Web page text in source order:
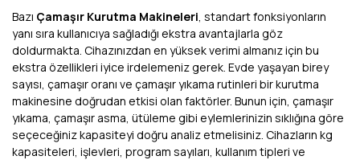
Bazı Çamaşır Kurutma Makineleri, standart fonksiyonların
yanı sıra kullanıcıya sağladığı ekstra avantajlarla göz
doldurmakta. Cihazınızdan en yüksek verimi almanız için bu
ekstra özellikleri iyice irdelemeniz gerek. Evde yaşayan birey
sayısı, çamaşır oranı ve çamaşır yıkama rutinleri bir kurutma
makinesine doğrudan etkisi olan faktörler. Bunun için, çamaşır
yıkama, çamaşır asma, ütüleme gibi eylemlerinizin sıklığına göre
seçeceğiniz kapasiteyi doğru analiz etmelisiniz. Cihazların kg
kapasiteleri, işlevleri, program sayıları, kullanım tipleri ve